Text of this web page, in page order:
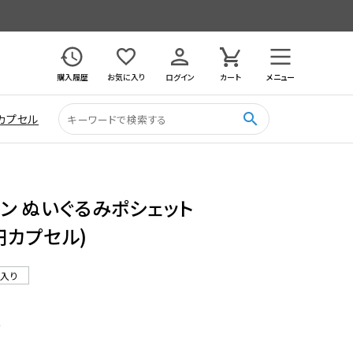
購入履歴
お気に入り ログイン カート メニュー
プセル search
ぬいぐるみポシェット
プセル)
り